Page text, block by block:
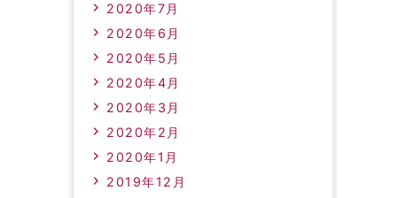
2020年7月
2020年6月
2020年5月
2020年4月
2020年3月
2020年2月
2020年1月
2019年12月